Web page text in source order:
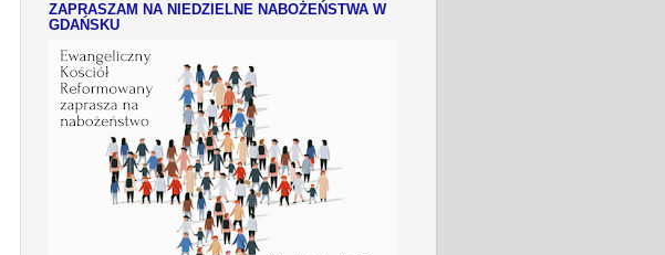
ZAPRASZAM NA NIEDZIELNE NABOŻEŃSTWA W
GDAŃSKU